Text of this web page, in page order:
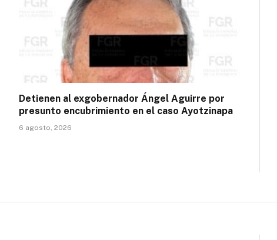
Detienen al exgobernador Ángel Aguirre por
presunto encubrimiento en el caso Ayotzinapa
6 agosto, 2026